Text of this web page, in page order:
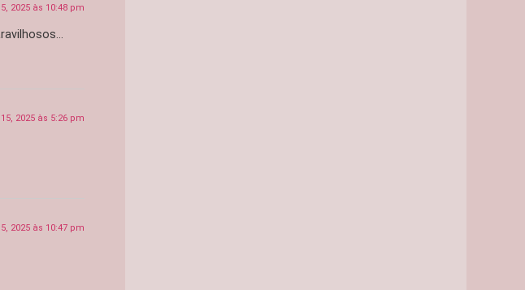
2025 às 10:48 pm
2025 às 5:26 pm
2025 às 10:47 pm